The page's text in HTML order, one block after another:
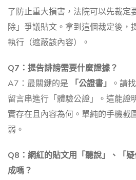
了防止重大損害，法院可以先裁定
除」爭議貼文。拿到這個裁定後，
執行（遮蔽該內容）。
Q7：提告誹謗需要什麼證據？
A7：最關鍵的是
「公證書」
。請
留言串進行「體驗公證」。這能證
實存在且內容為何。單純的手機截
弱。
Q8：網紅的貼文用「聽說」、「
成嗎？